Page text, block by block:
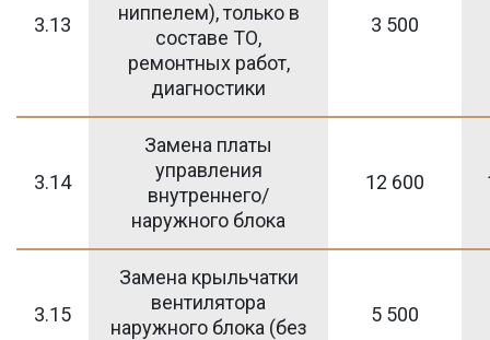
3.13
ниппелем), только в
составе ТО,
ремонтных работ,
диагностики
3 500
3.14
Замена платы
управления
внутреннего/
наружного блока
12 600
3.15
Замена крыльчатки
вентилятора
наружного блока (без
5 500